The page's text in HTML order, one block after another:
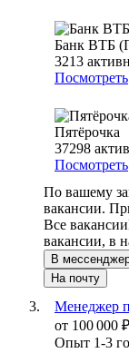
Банк ВТБ
3213
Посмотреть
Пятёрочка
37298
Посмотреть
По вашему
вакансии.
Все вакансии
вакансии, в
В
На почту
Менеджер
от 100 000 ₽
Опыт 1-3